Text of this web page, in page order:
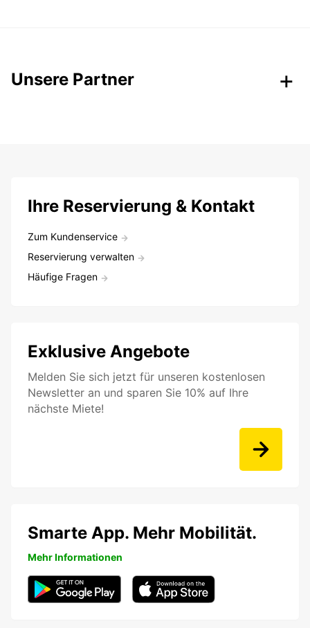
Unsere Partner
Ihre Reservierung & Kontakt
Zum Kundenservice
Reservierung verwalten
Häufige Fragen
Exklusive Angebote
Melden Sie sich jetzt für unseren kostenlosen
Newsletter an und sparen Sie 10% auf Ihre
nächste Miete!
Smarte App. Mehr Mobilität.
Mehr Informationen